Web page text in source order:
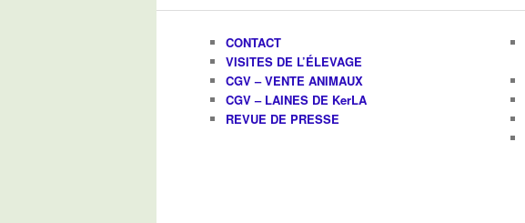
CONTACT
VISITES DE L’ÉLEVAGE
CGV – VENTE ANIMAUX
CGV – LAINES DE KerLA
REVUE DE PRESSE